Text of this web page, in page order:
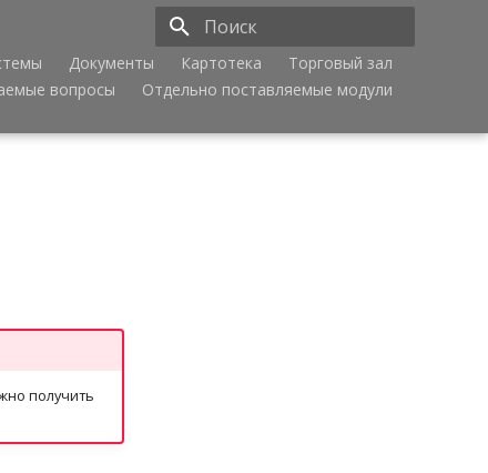
Инициализация поиска
Документы Картотека
Торговый зал
вопросы
Отдельно поставляемые модули
получить